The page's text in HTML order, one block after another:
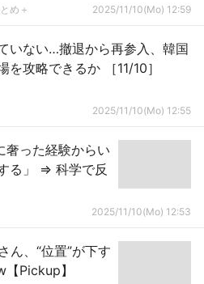
め＋ 2025/11/10(Mo) 12:59
いない…撤退から再参入、韓国
攻略できるか ［11/10］
2025/11/10(Mo) 12:55
った経験からい
る」 ⇒ 科学で反
2025/11/10(Mo) 12:53
ん、“位置”が下す
Pickup】